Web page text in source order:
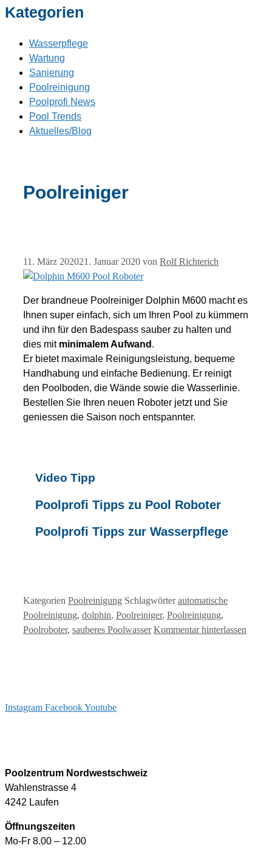
Kategorien
Wasserpflege
Wartung
Sanierung
Poolreinigung
Poolprofi News
Pool Trends
Aktuelles/Blog
Poolreiniger
11. März 202021. Januar 2020 von Rolf Richterich
Der brandneue Poolreiniger Dolphin M600 macht es
Ihnen super einfach, sich um Ihren Pool zu kümmern
und ihn für den Badespass sauber zu halten und
dies mit minimalem Aufwand .
Er bietet maximale Reinigungsleistung, bequeme
Handhabung und einfache Bedienung. Er reinigt
den Poolboden, die Wände sowie die Wasserlinie.
Bestellen Sie Ihren neuen Roboter jetzt und Sie
geniessen die Saison noch entspannter.
Video Tipp
Poolprofi Tipps zu Pool Roboter
Poolprofi Tipps zur Wasserpflege
Kategorien Poolreinigung Schlagwörterautomatische
Poolreinigung, dolphin, Poolreiniger, Poolreinigung,
Poolroboter, sauberes Poolwasser Kommentar hinterlassen
Instagram FacebookYoutube
Poolzentrum Nordwestschweiz
Wahlenstrasse 4
4242 Laufen
Öffnungszeiten
Mo-Fr 8.00 – 12.00